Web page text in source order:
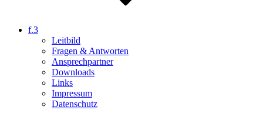
f.3
Leitbild
Fragen & Antworten
Ansprechpartner
Downloads
Links
Impressum
Datenschutz